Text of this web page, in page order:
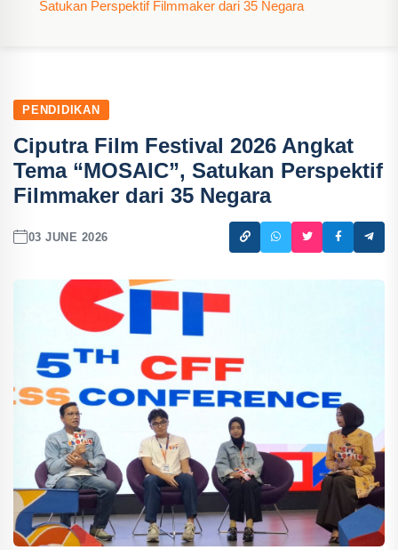
Satukan Perspektif Filmmaker dari 35 Negara
PENDIDIKAN
Ciputra Film Festival 2026 Angkat
Tema “MOSAIC”, Satukan Perspektif
Filmmaker dari 35 Negara
03 JUNE 2026